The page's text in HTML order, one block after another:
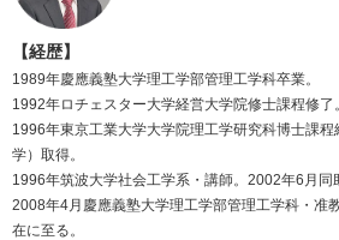
【経歴】
1989年慶應義塾大学理工学部管理工学科卒業。
1992年ロチェスター大学経営大学院修士課程修了。
1996年東京工業大学大学院理工学研究科博士課
学）取得。
1996年筑波大学社会工学系・講師。2002年6月同
2008年4月慶應義塾大学理工学部管理工学科・准
在に至る。